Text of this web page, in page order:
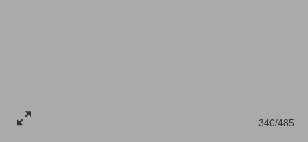
340/485